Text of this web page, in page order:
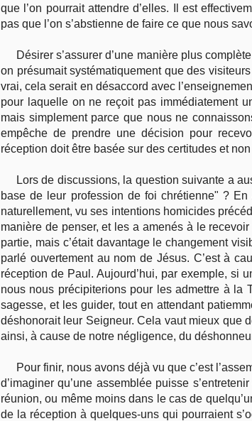
que l’on pourrait attendre d’elles. Il est
pas que l’on s’abstienne de faire ce que nous
Désirer s’assurer d’une manière plus
on présumait systématiquement que des
vrai, cela serait en désaccord avec
pour laquelle on ne reçoit pas immédiatement
mais simplement parce que nous ne
empêche de prendre une décision pour
réception doit être basée sur des certitudes et
Lors de discussions, la question suivante a
base de leur profession de foi chrétienne" ?
naturellement, vu ses intentions homicides
manière de penser, et les a amenés à le
partie, mais c’était davantage le changement
parlé ouvertement au nom de Jésus. C’est à
réception de Paul. Aujourd’hui, par exemple, si
nous nous précipiterions pour les admettre à la
sagesse, et les guider, tout en attendant
déshonorait leur Seigneur. Cela vaut mieux que
ainsi, à cause de notre négligence, du
Pour finir, nous avons déjà vu que c’est
d’imaginer qu’une assemblée puisse
réunion, ou même moins dans le cas de
de la réception à quelques-uns qui pourraient